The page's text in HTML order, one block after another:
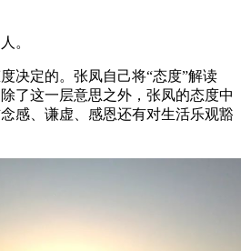
。
定的。张凤自己将“态度”解读
了这一层意思之外，张凤的态度中
感、谦虚、感恩还有对生活乐观豁